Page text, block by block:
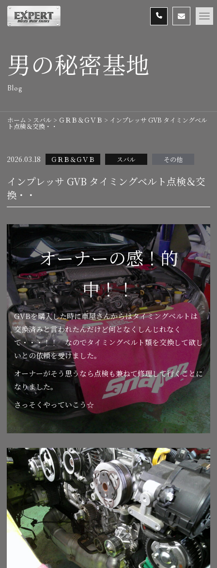
男の秘密基地
Blog
ホーム > スバル > ＧＲＢ＆ＧＶＢ > インプレッサ GVB タイミングベル
ト点検＆交換・・
2026.03.18 ＧＲＢ＆ＧＶＢ スバル その他
インプレッサ GVB タイミングベルト点検＆交
換・・
オーナーの感！的
中！！
GVBを購入した時に車屋さんからはタイミングベルトは
交換済みと言われたんだけど何となくしんじれなく
て・・・！！ なのでタイミングベルト類を交換して欲し
いとの依頼を受けました。
オーナーがそう思うなら点検も兼ねて修理して行くことに
なりました。
さっそくやっていこう☆